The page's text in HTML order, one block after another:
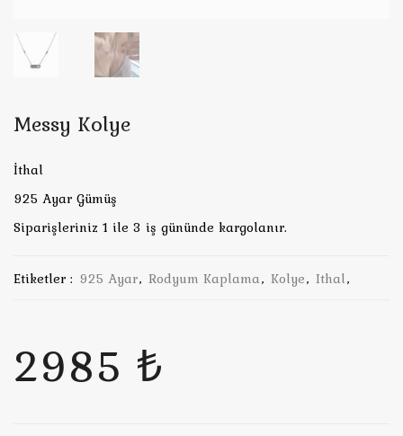
Messy Kolye
İthal
925 Ayar Gümüş
Siparişleriniz 1 ile 3 iş gününde kargolanır.
Etiketler : 925 Ayar, Rodyum Kaplama, Kolye, Ithal,
2985 ₺